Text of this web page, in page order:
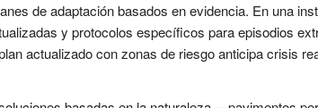
de adaptación basados en evidencia. En una
y protocolos específicos para episodios
actualizado con zonas de riesgo anticipa crisis